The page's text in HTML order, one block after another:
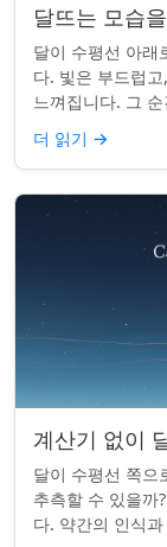
달뜨는 모습
달이 수평선 아래
다. 빛은 부드럽
느껴집니다. 그
치가 있습니다. 간
더 읽기 →
계산기 없이
달이 수평선 쪽으
추측할 수 있을까
다. 약간의 인식